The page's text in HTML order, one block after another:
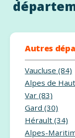
Autres
Vaucluse (84)
Alpes de
Var (83)
Gard (30)
Hérault (34)
Alpes-